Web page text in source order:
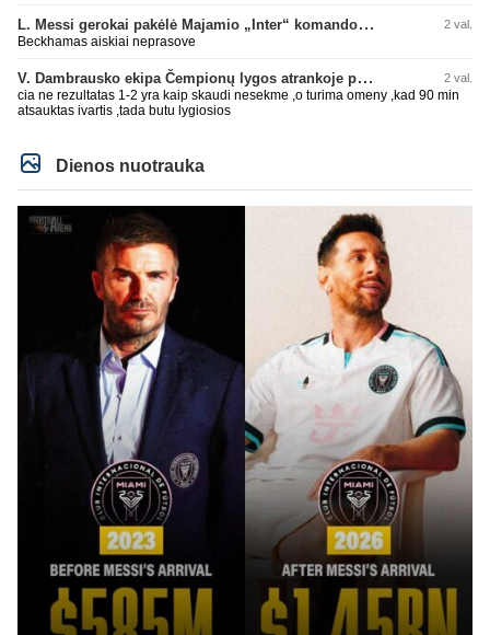
L. Messi gerokai pakėlė Majamio „Inter“ komandos vertę 2 val.
Beckhamas aiskiai neprasove
V. Dambrausko ekipa Čempionų lygos atrankoje patyrė skaudžią nesėkmę 2 val.
cia ne rezultatas 1-2 yra kaip skaudi nesekme ,o turima omeny ,kad 90 min
atsauktas ivartis ,tada butu lygiosios
Dienos nuotrauka